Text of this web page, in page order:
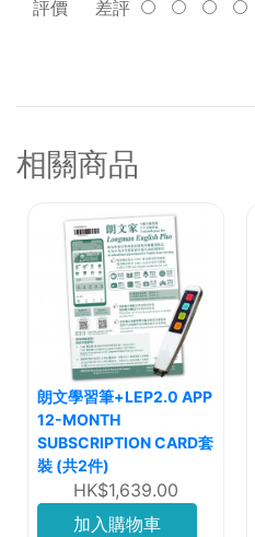
評價 差評
相關商品
朗文學習筆+LEP2.0 APP
12-MONTH
SUBSCRIPTION CARD套
裝 (共2件)
HK$1,639.00
加入購物車